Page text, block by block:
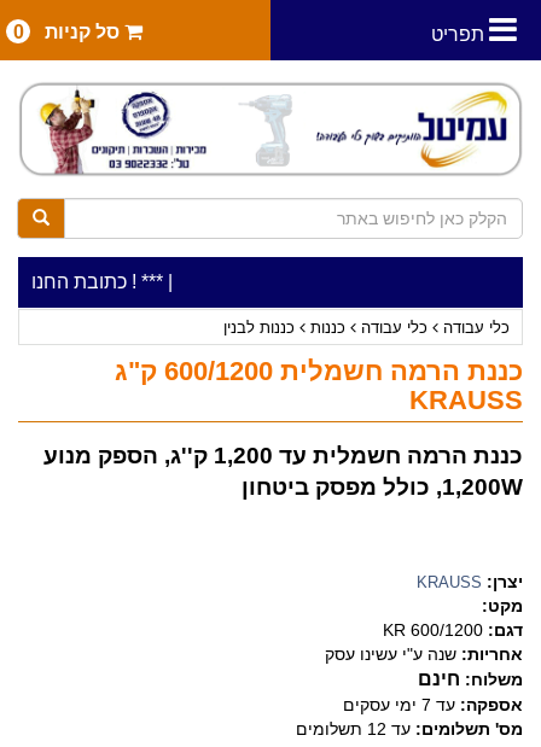
תפריט סל קניות 0
***כתובת החנות: רח' המלאכה 2, ביתן 8 (כניסה***כלי עבודה להשכרה בתעריף יומי משתלם ! ***
כלי עבודה כלי עבודה כננות כננות לבנין
כננת הרמה חשמלית 600/1200 ק"ג
KRAUSS
כננת הרמה חשמלית עד 1,200 ק''ג, הספק מנוע
1,200W, כולל מפסק ביטחון
יצרן: KRAUSS
מקט:
דגם: KR 600/1200
אחריות: שנה ע"י עשינו עסק
משלוח: חינם
אספקה: עד 7 ימי עסקים
מס' תשלומים: עד 12 תשלומים